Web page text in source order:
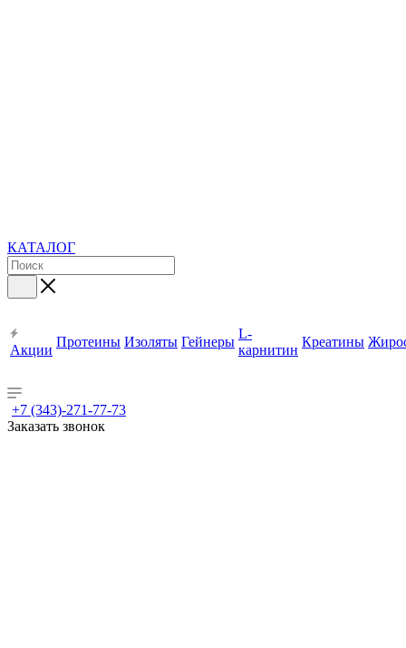
КАТАЛОГ
Акции
Протеины Изоляты Гейнеры
L-
карнитин
Креатины
+7 (343)-271-77-73
Заказать звонок